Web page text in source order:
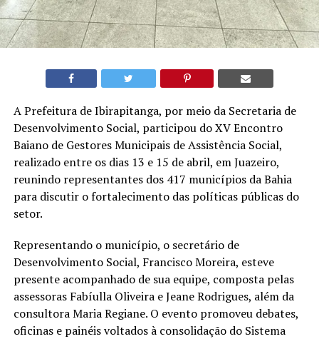
A Prefeitura de Ibirapitanga, por meio da Secretaria de
Desenvolvimento Social, participou do XV Encontro
Baiano de Gestores Municipais de Assistência Social,
realizado entre os dias 13 e 15 de abril, em Juazeiro,
reunindo representantes dos 417 municípios da Bahia
para discutir o fortalecimento das políticas públicas do
setor.
Representando o município, o secretário de
Desenvolvimento Social, Francisco Moreira, esteve
presente acompanhado de sua equipe, composta pelas
assessoras Fabíulla Oliveira e Jeane Rodrigues, além da
consultora Maria Regiane. O evento promoveu debates,
oficinas e painéis voltados à consolidação do Sistema